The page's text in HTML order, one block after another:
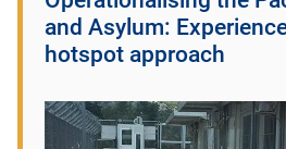
and Asylum:
hotspot approach